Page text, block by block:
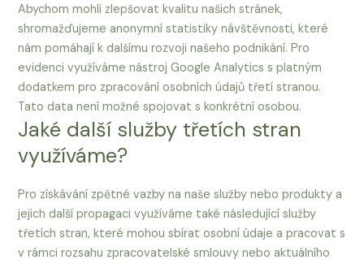
Abychom mohli zlepšovat kvalitu našich stránek,
shromažďujeme anonymní statistiky návštěvnosti, které
nám pomáhají k dalšímu rozvoji našeho podnikání. Pro
evidenci využíváme nástroj Google Analytics s platným
dodatkem pro zpracování osobních údajů třetí stranou.
Tato data není možné spojovat s konkrétní osobou.
Jaké další služby třetích stran
využíváme?
Pro získávání zpětné vazby na naše služby nebo produkty a
jejich další propagaci využíváme také následující služby
třetích stran, které mohou sbírat osobní údaje a pracovat s
v rámci rozsahu zpracovatelské smlouvy nebo aktuálního